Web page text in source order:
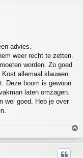
advies.
weer recht te zetten.
worden. Zo goed
allemaal klauwen
Deze boom is gewoon
laten omzagen.
wel goed. Heb je over
o
p